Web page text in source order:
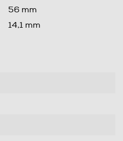
56 mm
14,1 mm